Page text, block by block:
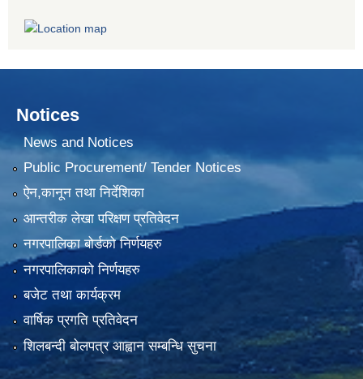
Notices
News and Notices
Public Procurement/ Tender Notices
ऐन,कानून तथा निर्देशिका
आन्तरीक लेखा परिक्षण प्रतिवेदन
नगरपालिका बोर्डको निर्णयहरु
नगरपालिकाको निर्णयहरु
बजेट तथा कार्यक्रम
वार्षिक प्रगति प्रतिवेदन
शिलबन्दी बोलपत्र आह्वान सम्बन्धि सुचना